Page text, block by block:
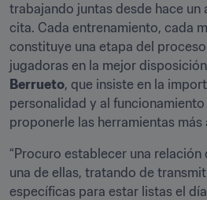
trabajando juntas desde hace un
cita. Cada entrenamiento, cada
constituye una etapa del
jugadoras en la mejor
Berrueto, que insiste en la
personalidad y al
proponerle las herramientas más
“Procuro establecer una
una de ellas, tratando de
específicas para estar listas el